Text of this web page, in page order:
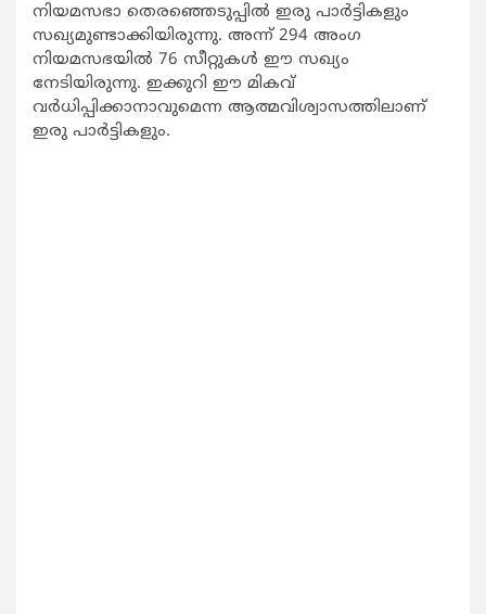
നിയമസഭാ തെരഞ്ഞെടുപ്പില്‍ ഇരു പാര്‍ട്ടികളും
സഖ്യമുണ്ടാക്കിയിരുന്നു. അന്ന് 294 അംഗ
നിയമസഭയില്‍ 76 സീറ്റുകള്‍ ഈ സഖ്യം
നേടിയിരുന്നു. ഇക്കുറി ഈ മികവ്
വര്‍ധിപ്പിക്കാനാവുമെന്ന ആത്മവിശ്വാസത്തിലാണ്
ഇരു പാര്‍ട്ടികളും.